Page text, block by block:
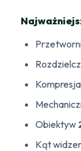
Kompresja
Obiektyw
Kąt